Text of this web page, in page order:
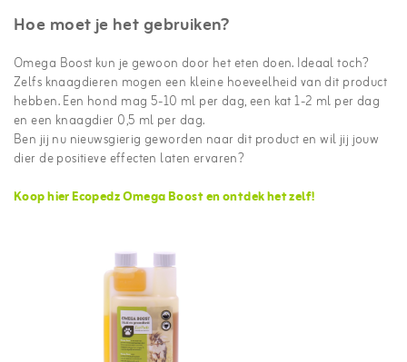
Hoe moet je het gebruiken?
Omega Boost kun je gewoon door het eten doen. Ideaal toch?
Zelfs knaagdieren mogen een kleine hoeveelheid van dit product
hebben. Een hond mag 5-10 ml per dag, een kat 1-2 ml per dag
en een knaagdier 0,5 ml per dag.
Ben jij nu nieuwsgierig geworden naar dit product en wil jij jouw
dier de positieve effecten laten ervaren?
Koop hier Ecopedz Omega Boost en ontdek het zelf!